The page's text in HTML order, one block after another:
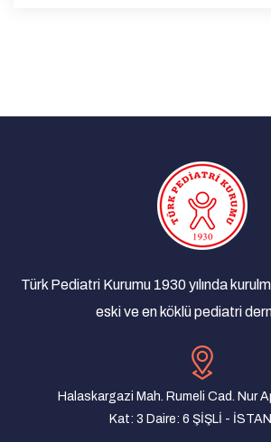
Türk Pediatri Kurumu 1930 yılında
eski ve en köklü pediatri
Halaskargazi Mah. Rumeli Cad. Nur
Kat: 3 Daire: 6 ŞİŞLİ -